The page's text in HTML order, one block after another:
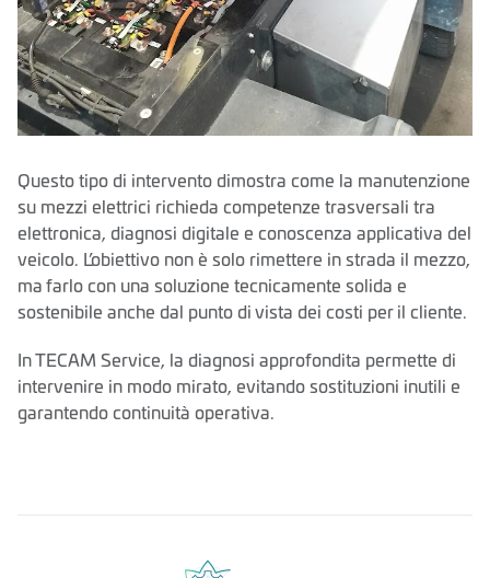
Questo tipo di intervento dimostra come la manutenzione
su mezzi elettrici richieda competenze trasversali tra
elettronica, diagnosi digitale e conoscenza applicativa del
veicolo. L’obiettivo non è solo rimettere in strada il mezzo,
ma farlo con una soluzione tecnicamente solida e
sostenibile anche dal punto di vista dei costi per il cliente.
In TECAM Service, la diagnosi approfondita permette di
intervenire in modo mirato, evitando sostituzioni inutili e
garantendo continuità operativa.